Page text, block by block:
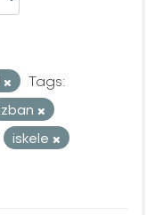
Tags:
iskele